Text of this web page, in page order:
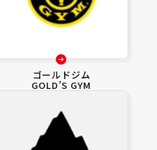
ゴールドジム
GOLD’S GYM